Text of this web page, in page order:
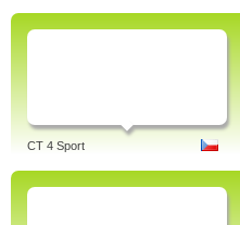
CT 4 Sport